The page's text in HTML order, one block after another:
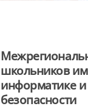
школьников
информатике
безопасности